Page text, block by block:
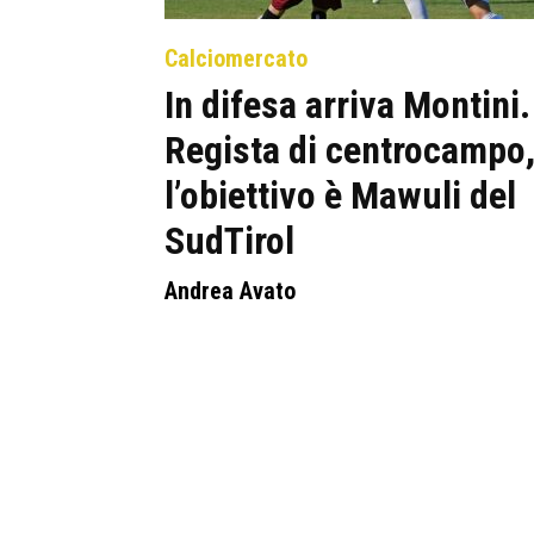
Calciomercato
In difesa arriva Montini.
Regista di centrocampo,
l’obiettivo è Mawuli del
SudTirol
Andrea Avato